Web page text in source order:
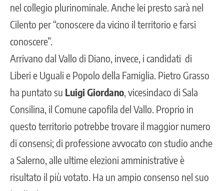
nel collegio plurinominale. Anche lei presto sarà nel
Cilento per “conoscere da vicino il territorio e farsi
conoscere”.
Arrivano dal Vallo di Diano, invece, i candidati di
Liberi e Uguali e Popolo della Famiglia. Pietro Grasso
ha puntato su Luigi Giordano , vicesindaco di Sala
Consilina, il Comune capofila del Vallo. Proprio in
questo territorio potrebbe trovare il maggior numero
di consensi; di professione avvocato con studio anche
a Salerno, alle ultime elezioni amministrative è
risultato il più votato. Ha un ampio consenso nel suo